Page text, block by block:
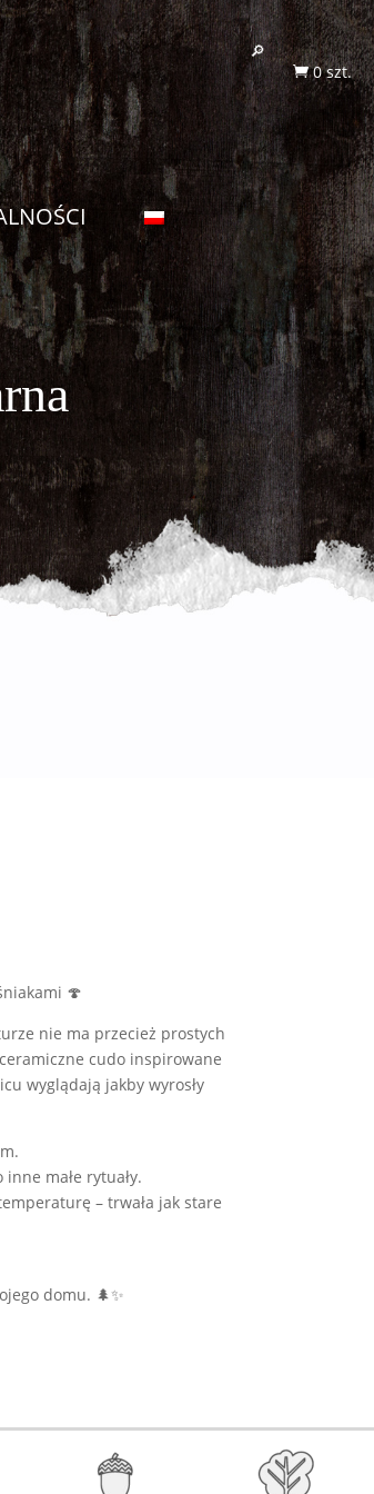
 0 szt.
🍄
nie ma przecież prostych
cudo inspirowane
wyglądają jakby wyrosły
małe rytuały.
– trwała jak stare
domu. 🌲✨